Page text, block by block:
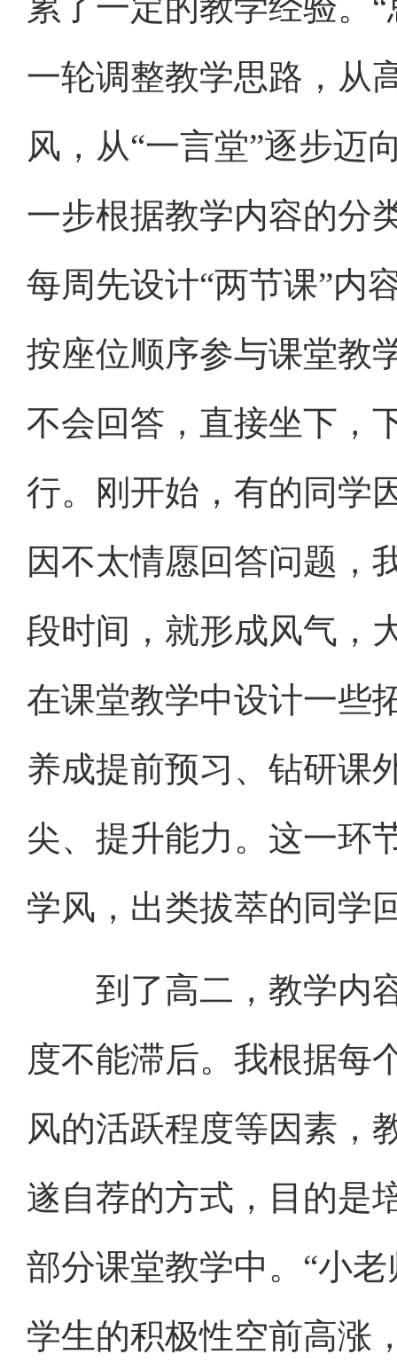
一轮调整教学思路，从
风，从“一言堂”逐步迈
一步根据教学内容的分
每周先设计“两节课”内
按座位顺序参与课堂教
不会回答，直接坐下，
行。刚开始，有的同学
因不太情愿回答问题，
段时间，就形成风气，
在课堂教学中设计一些
养成提前预习、钻研课
尖、提升能力。这一环
学风，出类拔萃的同学
到了高二，教学内容
度不能滞后。我根据每
风的活跃程度等因素，
遂自荐的方式，目的是
部分课堂教学中。“小
学生的积极性空前高涨